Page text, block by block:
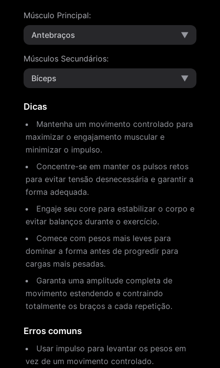
Músculo Principal:
Antebraços
▼
Músculos Secundários:
Bíceps
▼
Dicas
Mantenha um movimento controlado para
maximizar o engajamento muscular e
minimizar o impulso.
Concentre-se em manter os pulsos retos
para evitar tensão desnecessária e garantir a
forma adequada.
Engaje seu core para estabilizar o corpo e
evitar balanços durante o exercício.
Comece com pesos mais leves para
dominar a forma antes de progredir para
cargas mais pesadas.
Garanta uma amplitude completa de
movimento estendendo e contraindo
totalmente os braços a cada repetição.
Erros comuns
Usar impulso para levantar os pesos em
vez de um movimento controlado.